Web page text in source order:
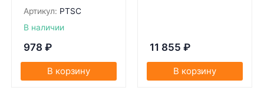
Артикул: PTSC
В наличии
978 ₽
В корзину
11 855 ₽
В корзину